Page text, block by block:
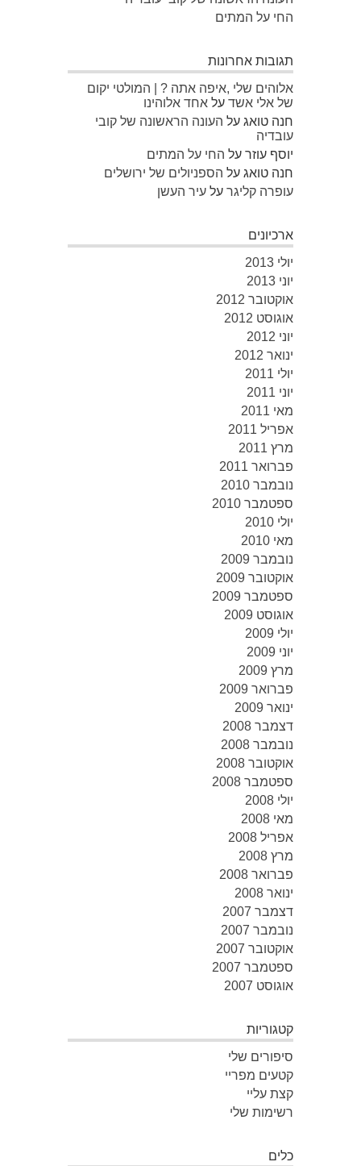
החי על המתים
תגובות אחרונות
אלוהים שלי ,איפה אתה ? | המולטי יקום
של אלי אשד על אחד אלוהינו
חנה טואג על העונה הראשונה של קובי
עובדיה
יוסף עוזר על החי על המתים
חנה טואג על הספניולים של ירושלים
עופרה קליגר על עיר העשן
ארכיונים
יולי 2013
יוני 2013
אוקטובר 2012
אוגוסט 2012
יוני 2012
ינואר 2012
יולי 2011
יוני 2011
מאי 2011
אפריל 2011
מרץ 2011
פברואר 2011
נובמבר 2010
ספטמבר 2010
יולי 2010
מאי 2010
נובמבר 2009
אוקטובר 2009
ספטמבר 2009
אוגוסט 2009
יולי 2009
יוני 2009
מרץ 2009
פברואר 2009
ינואר 2009
דצמבר 2008
נובמבר 2008
אוקטובר 2008
ספטמבר 2008
יולי 2008
מאי 2008
אפריל 2008
מרץ 2008
פברואר 2008
ינואר 2008
דצמבר 2007
נובמבר 2007
אוקטובר 2007
ספטמבר 2007
אוגוסט 2007
קטגוריות
סיפורים שלי
קטעים מפריי
קצת עליי
רשימות שלי
כלים